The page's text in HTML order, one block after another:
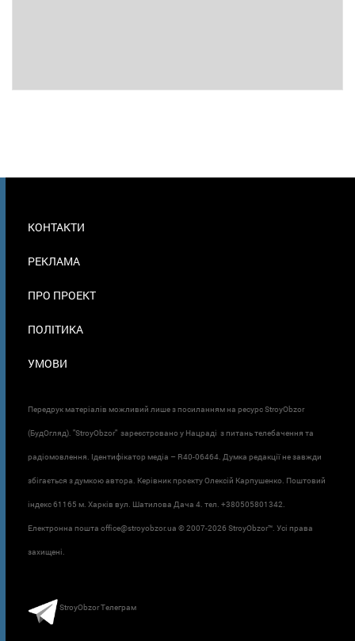
В
КОНТАКТИ
РЕКЛАМА
ПРО ПРОЕКТ
ПОЛІТИКА
УМОВИ
Передрук матеріалів можливий лише з посиланням на ресурс StroyObzor
(БудОгляд). "StroyObzor" зареєстровано у Нацраді з питань телебачення та
радіомовлення. Ідентифікатор медіа – R40-06464. Думка редакції не завжди
збігається з думкою автора. Керівник проєкту Олексій Карпушенко. Поштовий
індекс 61165 м. Харків вул. Шатилова Дача 4. тел. +380505801342.
Електронна пошта office@stroyobzor.ua © 2007-2026 StroyObzor™. Усі права
захищені.
StroyObzor Телеграм